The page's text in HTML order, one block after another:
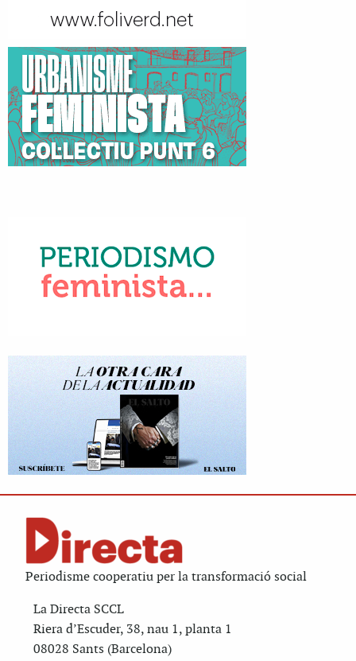
Periodisme cooperatiu per la transformació social
La Directa SCCL
Riera d’Escuder, 38, nau 1, planta 1
08028 Sants (Barcelona)